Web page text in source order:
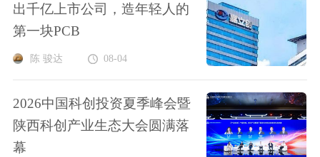
出千亿上市公司，造年轻人的
第一块PCB
陈 骏达 08-04
2026中国科创投资夏季峰会暨
陕西科创产业生态大会圆满落
幕